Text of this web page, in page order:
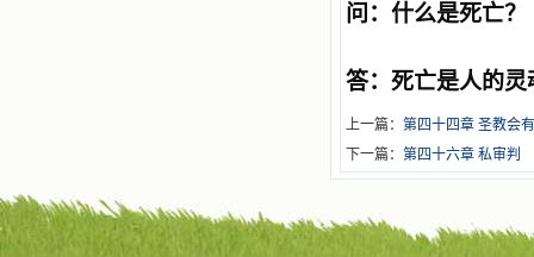
问：什么是死亡？
答：死亡是人的
上一篇： 第四十四章 圣教会
下一篇： 第四十六章 私审判